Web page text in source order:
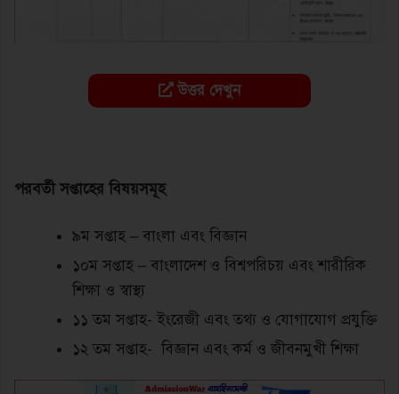
উত্তর দেখুন
পরবর্তী সপ্তাহের বিষয়সমূহ
৯ম সপ্তাহ – বাংলা এবং বিজ্ঞান
১০ম সপ্তাহ – বাংলাদেশ ও বিশ্বপরিচয় এবং শারীরিক
শিক্ষা ও স্বাস্থ্য
১১ তম সপ্তাহ- ইংরেজী এবং তথ্য ও যোগাযোগ প্রযুক্তি
১২ তম সপ্তাহ- বিজ্ঞান এবং কর্ম ও জীবনমুখী শিক্ষা